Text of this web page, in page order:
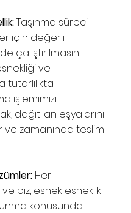
Taşınma süreci
için değerli
çalıştırılmasını
ve
işlemimizi
dağıtılan eşyalarını
ve zamanında teslim
Her
ve biz, esnek esneklik
konusunda